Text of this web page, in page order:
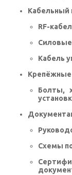
Кабельный
RF-
Кабель
Болты,
Схемы